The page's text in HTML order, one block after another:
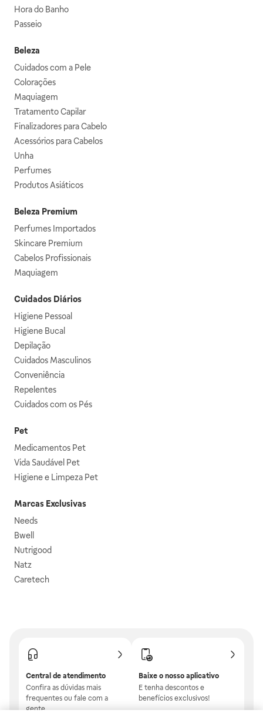
Hora do Banho
Passeio
Beleza
Cuidados com a Pele
Colorações
Maquiagem
Tratamento Capilar
Finalizadores para Cabelo
Acessórios para Cabelos
Unha
Perfumes
Produtos Asiáticos
Beleza Premium
Perfumes Importados
Skincare Premium
Cabelos Profissionais
Maquiagem
Cuidados Diários
Higiene Pessoal
Higiene Bucal
Depilação
Cuidados Masculinos
Conveniência
Repelentes
Cuidados com os Pés
Pet
Medicamentos Pet
Vida Saudável Pet
Higiene e Limpeza Pet
Marcas Exclusivas
Needs
Bwell
Nutrigood
Natz
Caretech
Central de atendimento
Confira as dúvidas mais
frequentes ou fale com a
gente.
Baixe o nosso aplicativo
E tenha descontos e
benefícios exclusivos!